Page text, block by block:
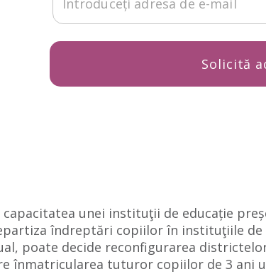
Solicită
capacitatea unei instituţii de educație
îndreptări copiilor în instituţiile
poate decide reconfigurarea
înmatricularea tuturor copiilor de 3 ani